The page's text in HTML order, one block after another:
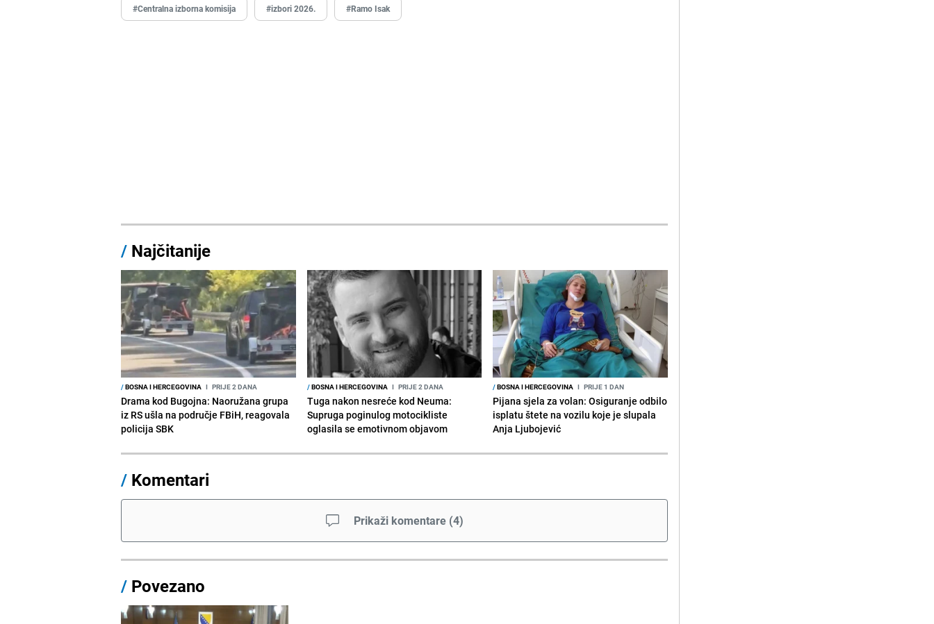
#Centralna izborna komisija #izbori 2026. #Ramo Isak
/ Najčitanije
/BOSNA I HERCEGOVINA I PRIJE 2 DANA
Drama kod Bugojna: Naoružana grupa
iz RS ušla na područje FBiH, reagovala
policija SBK
/BOSNA I HERCEGOVINA I PRIJE 2 DANA
Tuga nakon nesreće kod Neuma:
Supruga poginulog motocikliste
oglasila se emotivnom objavom
/BOSNA I HERCEGOVINA I PRIJE 1 DAN
Pijana sjela za volan: Osiguranje odbilo
isplatu štete na vozilu koje je slupala
Anja Ljubojević
/ Komentari
Prikaži komentare (4)
/ Povezano